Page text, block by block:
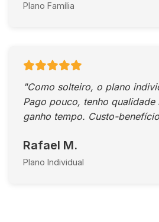
Plano Família
"Como solteiro, o plano
Pago pouco, tenho qualidade
ganho tempo. Custo-
Rafael M.
Plano Individual